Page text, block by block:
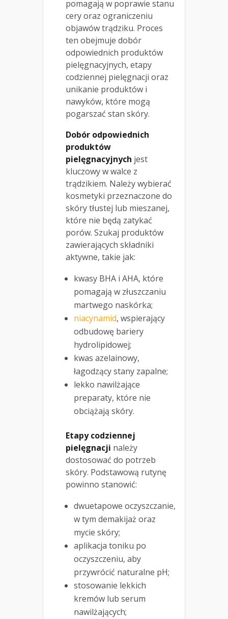
pomagają w poprawie stanu
cery oraz ograniczeniu
objawów trądziku. Proces
ten obejmuje dobór
odpowiednich produktów
pielęgnacyjnych, etapy
codziennej pielęgnacji oraz
unikanie produktów i
nawyków, które mogą
pogarszać stan skóry.
Dobór odpowiednich
produktów
pielęgnacyjnych jest
kluczowy w walce z
trądzikiem. Należy wybierać
kosmetyki przeznaczone do
skóry tłustej lub mieszanej,
które nie będą zatykać
porów. Szukaj produktów
zawierających składniki
aktywne, takie jak:
kwasy BHA i AHA, które
pomagają w złuszczaniu
martwego naskórka;
niacynamid, wspierający
odbudowę bariery
hydrolipidowej;
kwas azelainowy,
łagodzący stany zapalne;
lekko nawilżające
preparaty, które nie
obciążają skóry.
Etapy codziennej
pielęgnacji należy
dostosować do potrzeb
skóry. Podstawową rutynę
powinno stanowić:
dwuetapowe oczyszczanie,
w tym demakijaż oraz
mycie skóry;
aplikacja toniku po
oczyszczeniu, aby
przywrócić naturalne pH;
stosowanie lekkich
kremów lub serum
nawilżających;